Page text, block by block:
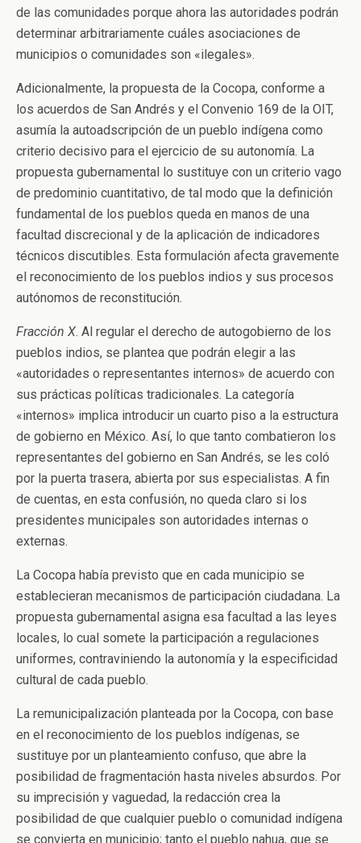
de las comunidades porque ahora las autoridades podrán
determinar arbitrariamente cuáles asociaciones de
municipios o comunidades son «ilegales».
Adicionalmente, la propuesta de la Cocopa, conforme a
los acuerdos de San Andrés y el Convenio 169 de la OIT,
asumía la autoadscripción de un pueblo indígena como
criterio decisivo para el ejercicio de su autonomía. La
propuesta gubernamental lo sustituye con un criterio vago
de predominio cuantitativo, de tal modo que la definición
fundamental de los pueblos queda en manos de una
facultad discrecional y de la aplicación de indicadores
técnicos discutibles. Esta formulación afecta gravemente
el reconocimiento de los pueblos indios y sus procesos
autónomos de reconstitución.
Fracción X. Al regular el derecho de autogobierno de los
pueblos indios, se plantea que podrán elegir a las
«autoridades o representantes internos» de acuerdo con
sus prácticas políticas tradicionales. La categoría
«internos» implica introducir un cuarto piso a la estructura
de gobierno en México. Así, lo que tanto combatieron los
representantes del gobierno en San Andrés, se les coló
por la puerta trasera, abierta por sus especialistas. A fin
de cuentas, en esta confusión, no queda claro si los
presidentes municipales son autoridades internas o
externas.
La Cocopa había previsto que en cada municipio se
establecieran mecanismos de participación ciudadana. La
propuesta gubernamental asigna esa facultad a las leyes
locales, lo cual somete la participación a regulaciones
uniformes, contraviniendo la autonomía y la especificidad
cultural de cada pueblo.
La remunicipalización planteada por la Cocopa, con base
en el reconocimiento de los pueblos indígenas, se
sustituye por un planteamiento confuso, que abre la
posibilidad de fragmentación hasta niveles absurdos. Por
su imprecisión y vaguedad, la redacción crea la
posibilidad de que cualquier pueblo o comunidad indígena
se convierta en municipio; tanto el pueblo nahua, que se